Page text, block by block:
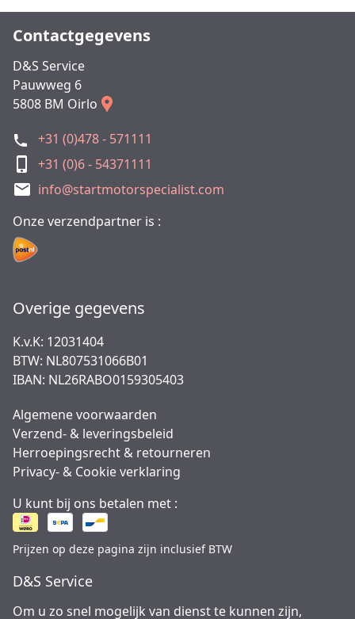
Contactgegevens
D&S Service
Pauwweg 6
5808 BM Oirlo
+31 (0)478 - 571111
+31 (0)6 - 54371111
info@startmotorspecialist.com
Onze verzendpartner is :
Overige gegevens
K.v.K: 12031404
BTW: NL807531066B01
IBAN: NL26RABO0159305403
Algemene voorwaarden
Verzend- & leveringsbeleid
Herroepingsrecht & retourneren
Privacy- & Cookie verklaring
U kunt bij ons betalen met :
Prijzen op deze pagina zijn inclusief BTW
D&S Service
Om u zo snel mogelijk van dienst te kunnen zijn,